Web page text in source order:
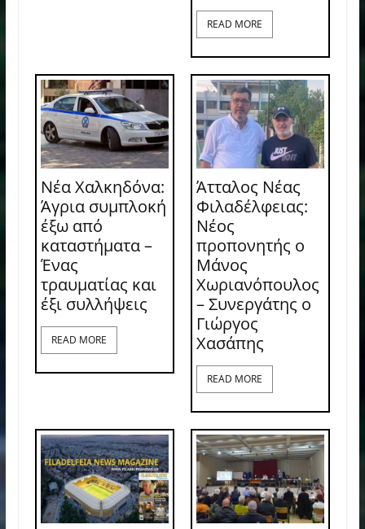
READ MORE
Νέα Χαλκηδόνα:
Άγρια συμπλοκή
έξω από
καταστήματα –
Ένας
τραυματίας και
έξι συλλήψεις
READ MORE
Άτταλος Νέας
Φιλαδέλφειας:
Νέος
προπονητής ο
Μάνος
Χωριανόπουλος
– Συνεργάτης ο
Γιώργος
Χασάπης
READ MORE